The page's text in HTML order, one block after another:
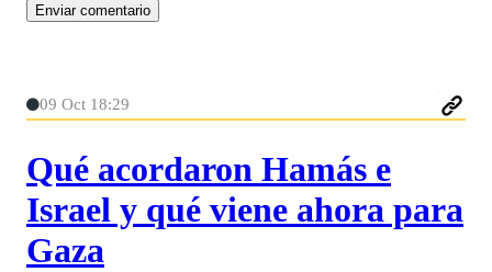
09 Oct 18:29
Qué acordaron Hamás e
Israel y qué viene ahora para
Gaza